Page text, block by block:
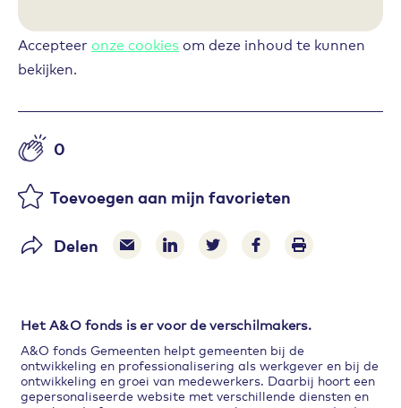
Het A&O fonds is er voor de verschilmakers.
A&O fonds Gemeenten helpt gemeenten bij de
ontwikkeling en professionalisering als werkgever en bij de
ontwikkeling en groei van medewerkers. Daarbij hoort een
gepersonaliseerde website met verschillende diensten en
Accepteer onze cookiesom deze inhoud te kunnen
bekijken.
Aantal likes
0
Toevoegen aan mijn favorieten
Delen Delen via e-mail
Delen via LinkedIn
Deel op Twitter
Deel op Facebook
Print pagina